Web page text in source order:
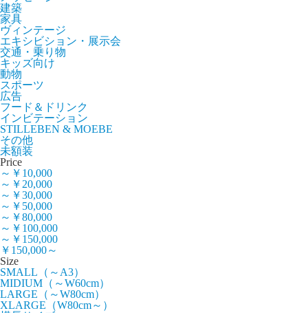
建築
家具
ヴィンテージ
エキシビション・展示会
交通・乗り物
キッズ向け
動物
スポーツ
広告
フード＆ドリンク
インビテーション
STILLEBEN & MOEBE
その他
未額装
Price
～￥10,000
～￥20,000
～￥30,000
～￥50,000
～￥80,000
～￥100,000
～￥150,000
￥150,000～
Size
SMALL（～A3）
MIDIUM（～W60cm）
LARGE（～W80cm）
XLARGE（W80cm～）